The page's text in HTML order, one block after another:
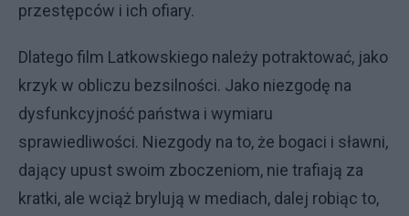
przestępców i ich ofiary.
Dlatego film Latkowskiego należy potraktować, jako
krzyk w obliczu bezsilności. Jako niezgodę na
dysfunkcyjność państwa i wymiaru
sprawiedliwości. Niezgody na to, że bogaci i sławni,
dający upust swoim zboczeniom, nie trafiają za
kratki, ale wciąż brylują w mediach, dalej robiąc to,